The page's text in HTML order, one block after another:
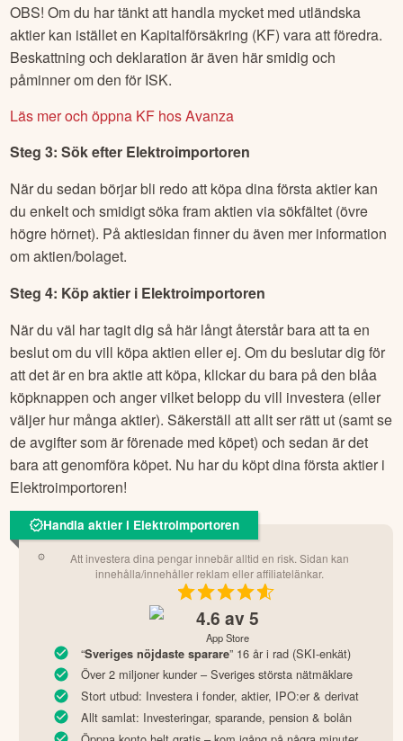
OBS! Om du har tänkt att handla mycket med utländska
aktier kan istället en Kapitalförsäkring (KF) vara att föredra.
Beskattning och deklaration är även här smidig och
påminner om den för ISK.
Läs mer och öppna KF hos Avanza
Steg 3: Sök efter Elektroimportoren
När du sedan börjar bli redo att köpa dina första aktier kan
du enkelt och smidigt söka fram aktien via sökfältet (övre
högre hörnet). På aktiesidan finner du även mer information
om aktien/bolaget.
Steg 4: Köp aktier i Elektroimportoren
När du väl har tagit dig så här långt återstår bara att ta en
beslut om du vill köpa aktien eller ej. Om du beslutar dig för
att det är en bra aktie att köpa, klickar du bara på den blåa
köpknappen och anger vilket belopp du vill investera (eller
väljer hur många aktier). Säkerställ att allt ser rätt ut (samt se
de avgifter som är förenade med köpet) och sedan är det
bara att genomföra köpet. Nu har du köpt dina första aktier i
Elektroimportoren!
Handla aktier i Elektroimportoren
Att investera dina pengar innebär alltid en risk. Sidan kan
innehålla/innehåller reklam eller affiliatelänkar.
4.6 av 5
App Store
“Sveriges nöjdaste sparare” 16 år i rad (SKI-enkät)
Över 2 miljoner kunder – Sveriges största nätmäklare
Stort utbud: Investera i fonder, aktier, IPO:er & derivat
Allt samlat: Investeringar, sparande, pension & bolån